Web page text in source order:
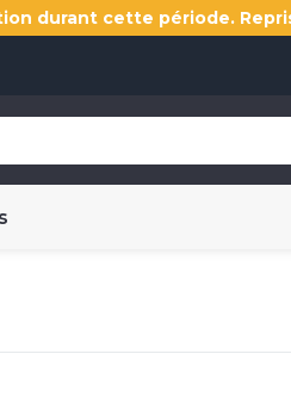
durant cette période.